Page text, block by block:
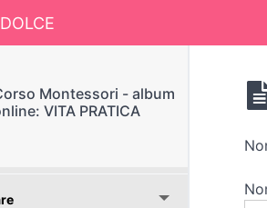
Corso Montessori –
Montessori - album
VITA PRATICA